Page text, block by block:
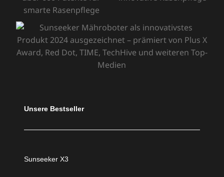
Unsere Bestseller
Sunseeker X3